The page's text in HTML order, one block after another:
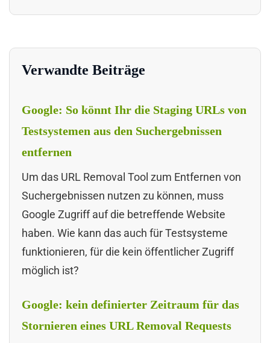
Verwandte Beiträge
Google: So könnt Ihr die Staging URLs von
Testsystemen aus den Suchergebnissen
entfernen
Um das URL Removal Tool zum Entfernen von
Suchergebnissen nutzen zu können, muss
Google Zugriff auf die betreffende Website
haben. Wie kann das auch für Testsysteme
funktionieren, für die kein öffentlicher Zugriff
möglich ist?
Google: kein definierter Zeitraum für das
Stornieren eines URL Removal Requests